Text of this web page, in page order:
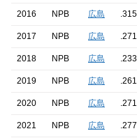
2016 NPB 広島 .315
2017 NPB 広島 .271
2018 NPB 広島 .233
2019 NPB 広島 .261
2020 NPB 広島 .271
2021 NPB 広島 .277